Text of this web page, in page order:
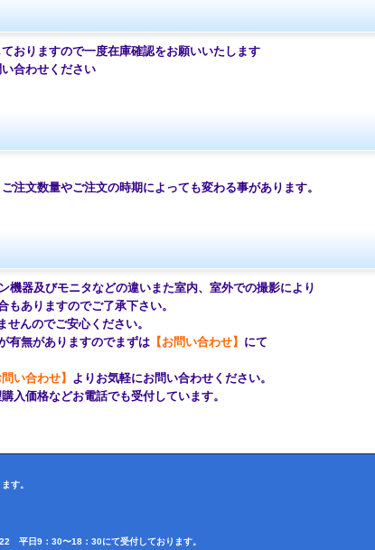
りますので一度在庫確認をお願いいたします
合わせください
数量やご注文の時期によっても変わる事があります。
機器及びモニタなどの違いまた室内、室外での撮影により
もありますのでご了承下さい。
のでご安心ください。
無がありますのでまずは 【お問い合わせ】 にて
問い合わせ】 よりお気軽にお問い合わせください。
価格などお電話でも受付しています。
す。
平日9：30〜18：30にて受付しております。